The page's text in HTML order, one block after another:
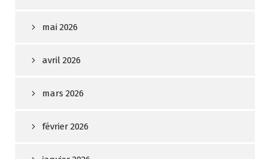
mai 2026
avril 2026
mars 2026
février 2026